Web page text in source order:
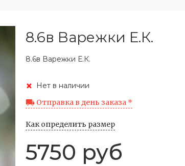
8.6в Варежки Е.К.
8.6в Варежки Е.К.
Нет в наличии
Отправка в день заказа *
Как определить размер
5750 руб